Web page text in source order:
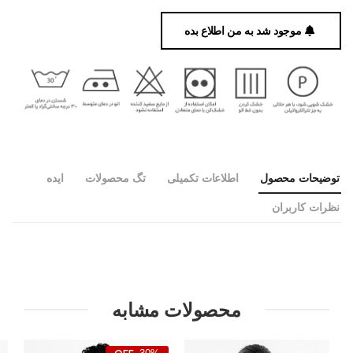
موجود شد به من اطلاع بده
توضیحات محصول اطلاعات تکمیلی تگ محصولات ایده
نظرات کاربران
محصولات مشابه